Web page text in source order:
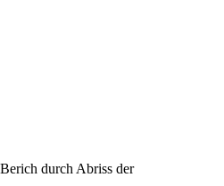
durch Abriss der